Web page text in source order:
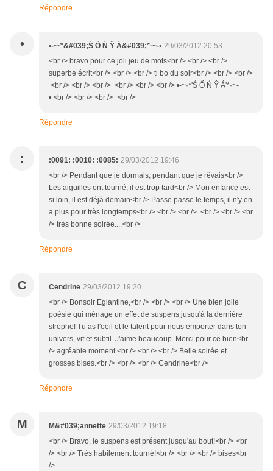
Répondre
• •-~·*&#039;Ś Ő Ń Ŷ Á&#039;*·~-• 29/03/2012 20:53
<br /> bravo pour ce joli jeu de mots<br /> <br /> <br />
superbe écrit<br /> <br /> <br /> ti bo du soir<br /> <br /> <br />
<br /> <br /> <br /> <br /> <br /> <br /> •-~·*'Ś Ő Ń Ŷ Á'*·~-
• <br /> <br /> <br /> <br />
Répondre
: :0091: :0010: :0085: 29/03/2012 19:46
<br /> Pendant que je dormais, pendant que je rêvais<br />
Les aiguilles ont tourné, il est trop tard<br /> Mon enfance est
si loin, il est déjà demain<br /> Passe passe le temps, il n'y en
a plus pour très longtemps<br /> <br /> <br /> <br /> <br /> <br
/> très bonne soirée....<br />
Répondre
C Cendrine 29/03/2012 19:20
<br /> Bonsoir Eglantine,<br /> <br /> <br /> Une bien jolie
poésie qui ménage un effet de suspens jusqu'à la dernière
strophe! Tu as l'oeil et le talent pour nous emporter dans ton
univers, vif et subtil. J'aime beaucoup. Merci pour ce bien<br
/> agréable moment.<br /> <br /> <br /> Belle soirée et
grosses bises.<br /> <br /> <br /> Cendrine<br />
Répondre
M M&#039;annette 29/03/2012 19:18
<br /> Bravo, le suspens est présent jusqu'au bout!<br /> <br
/> <br /> Très habilement tourné!<br /> <br /> <br /> bises<br
/>